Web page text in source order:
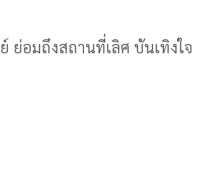
ย่อมถึงสถานที่เลิศ บันเทิงใจ